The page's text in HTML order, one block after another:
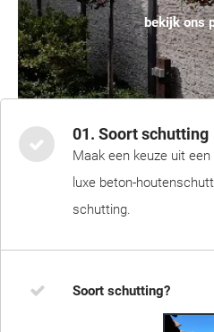
bekijk ons
01. Soort schutting
Maak een keuze uit
luxe beton-
schutting.
Soort schutting?